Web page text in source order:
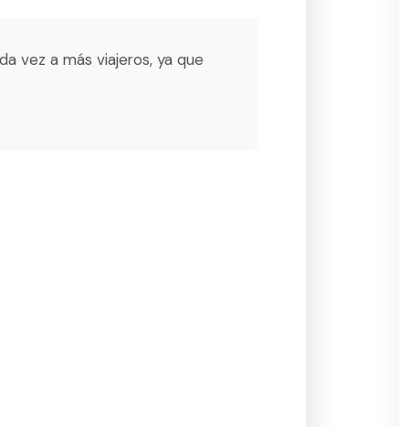
vez a más viajeros, ya que